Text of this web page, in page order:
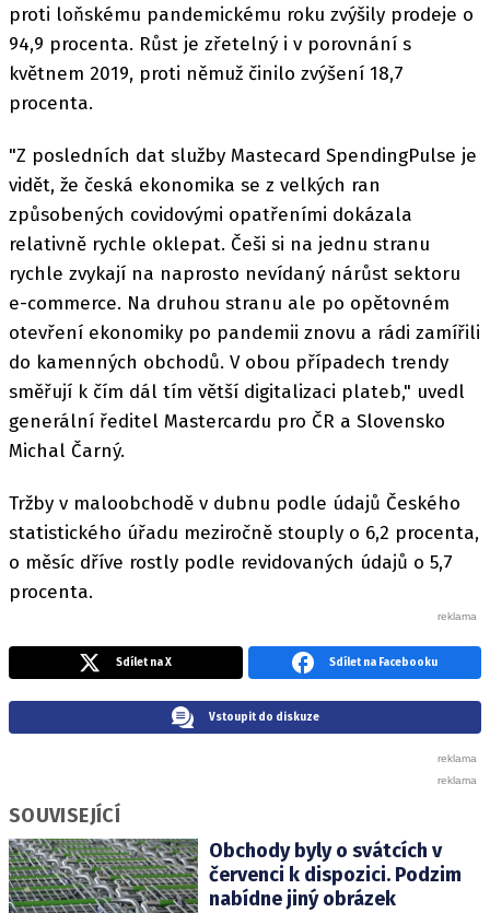
proti loňskému pandemickému roku zvýšily prodeje o
94,9 procenta. Růst je zřetelný i v porovnání s
květnem 2019, proti němuž činilo zvýšení 18,7
procenta.
"Z posledních dat služby Mastecard SpendingPulse je
vidět, že česká ekonomika se z velkých ran
způsobených covidovými opatřeními dokázala
relativně rychle oklepat. Češi si na jednu stranu
rychle zvykají na naprosto nevídaný nárůst sektoru
e-commerce. Na druhou stranu ale po opětovném
otevření ekonomiky po pandemii znovu a rádi zamířili
do kamenných obchodů. V obou případech trendy
směřují k čím dál tím větší digitalizaci plateb," uvedl
generální ředitel Mastercardu pro ČR a Slovensko
Michal Čarný.
Tržby v maloobchodě v dubnu podle údajů Českého
statistického úřadu meziročně stouply o 6,2 procenta,
o měsíc dříve rostly podle revidovaných údajů o 5,7
procenta.
Sdílet na X Sdílet na Facebooku
Vstoupit do diskuze
SOUVISEJÍCÍ
Obchody byly o svátcích v
červenci k dispozici. Podzim
nabídne jiný obrázek